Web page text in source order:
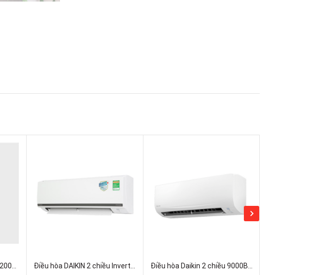
năng lượng mức
không hề
Điều hòa Daikin Inverter 12000 BTU 1 chiều FTKM35AVMV gas R-32 Mới 100% Điều hòa DAIKIN 2 chiều Inverter FTHF35XVMV 12.000 BTU mới 100% Rẻ Nhất Điều hòa Daikin 2 chiều 9000BTU inverter gas R32 FTHF25XV Rẻ Nhất